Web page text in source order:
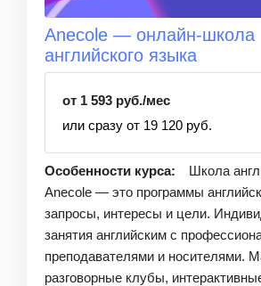
Anecole — онлайн-школа
английского языка
от 1 593 руб./мес
или сразу от 19 120 руб.
Особенности курса:
Школа
Anecole — это программы
запросы, интересы и цели.
занятия английским с
преподавателями и носителями.
разговорные клубы,